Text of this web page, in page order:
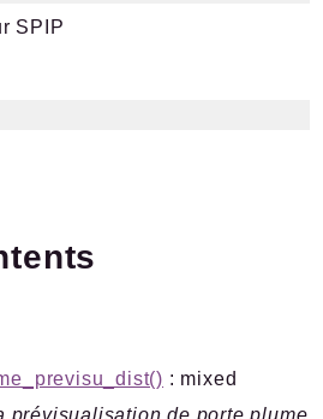
SPIP
: mixed
prévisualisation de porte plume